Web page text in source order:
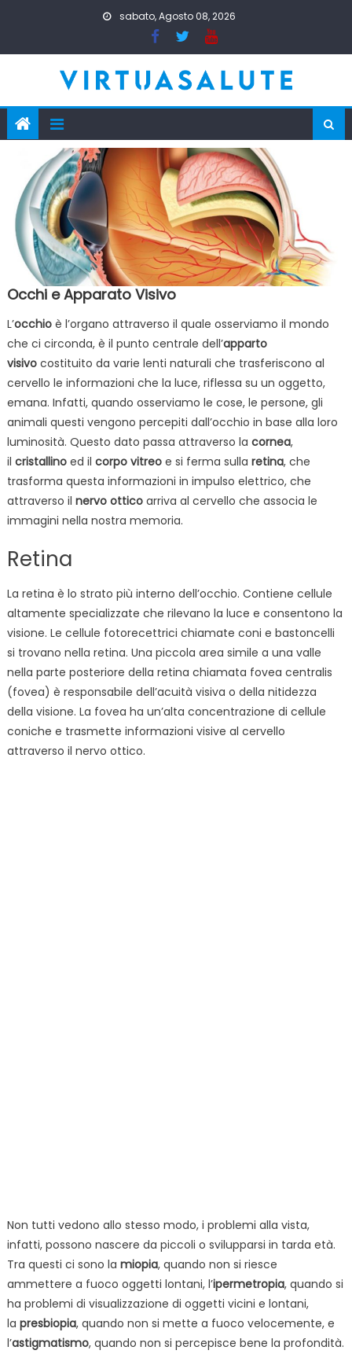
sabato, Agosto 08, 2026
Occhi e Apparato Visivo
L’occhioè l’organo attraverso il quale osserviamo il mondo
che ci circonda, è il punto centrale dell’apparto
visivocostituito da varie lenti naturali che trasferiscono al
cervello le informazioni che la luce, riflessa su un oggetto,
emana. Infatti, quando osserviamo le cose, le persone, gli
animali questi vengono percepiti dall’occhio in base alla loro
luminosità. Questo dato passa attraverso la cornea,
il cristallinoed il corpo vitreoe si ferma sulla retina, che
trasforma questa informazioni in impulso elettrico, che
attraverso il nervo otticoarriva al cervello che associa le
immagini nella nostra memoria.
Retina
La retina è lo strato più interno dell’occhio. Contiene cellule
altamente specializzate che rilevano la luce e consentono la
visione. Le cellule fotorecettrici chiamate coni e bastoncelli
si trovano nella retina. Una piccola area simile a una valle
nella parte posteriore della retina chiamata fovea centralis
(fovea) è responsabile dell’acuità visiva o della nitidezza
della visione. La fovea ha un’alta concentrazione di cellule
coniche e trasmette informazioni visive al cervello
attraverso il nervo ottico.
Non tutti vedono allo stesso modo, i problemi alla vista,
infatti, possono nascere da piccoli o svilupparsi in tarda età.
Tra questi ci sono la miopia, quando non si riesce
ammettere a fuoco oggetti lontani, l’ipermetropia, quando si
ha problemi di visualizzazione di oggetti vicini e lontani,
la presbiopia, quando non si mette a fuoco velocemente, e
l’astigmatismo, quando non si percepisce bene la profondità.